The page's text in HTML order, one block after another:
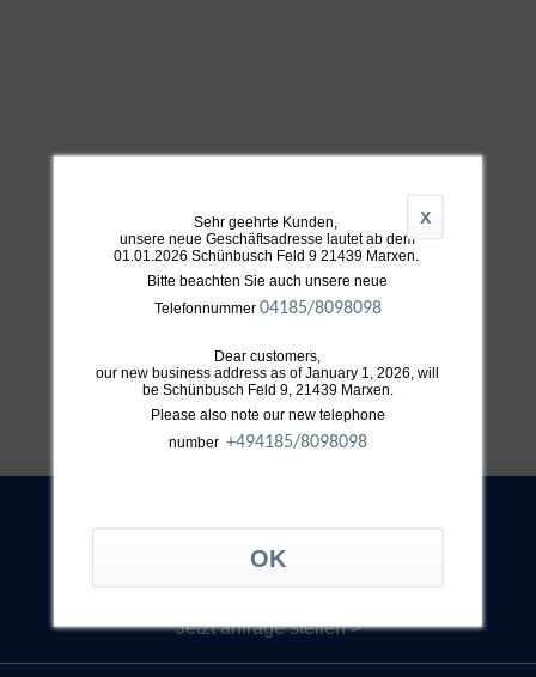
X
Sehr geehrte Kunden,
unsere neue Geschäftsadresse lautet ab dem
01.01.2026 Schünbusch Feld 9 21439 Marxen.
Bitte beachten Sie auch unsere neue
Telefonnummer 04185/8098098
Dear customers,
our new business address as of January 1, 2026, will
be Schünbusch Feld 9, 21439 Marxen.
Please also note our new telephone
number +494185/8098098
Jetzt anfrage stellen >